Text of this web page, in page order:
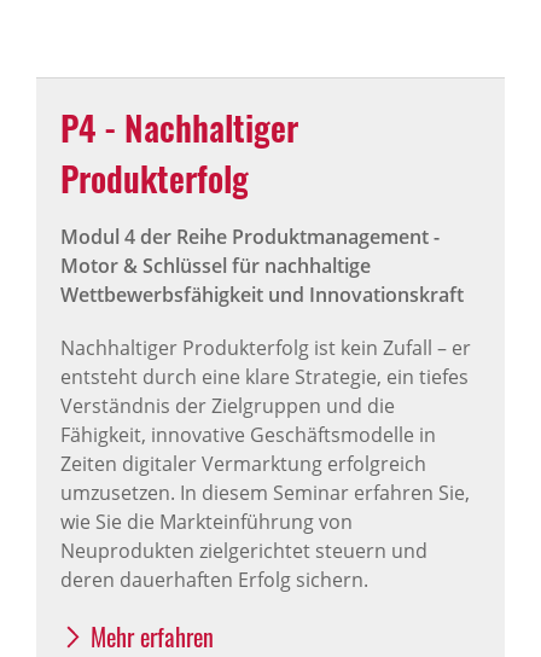
P4 - Nachhaltiger
Produkterfolg
Modul 4 der Reihe Produktmanagement -
Motor & Schlüssel für nachhaltige
Wettbewerbsfähigkeit und Innovationskraft
Nachhaltiger Produkterfolg ist kein Zufall – er
entsteht durch eine klare Strategie, ein tiefes
Verständnis der Zielgruppen und die
Fähigkeit, innovative Geschäftsmodelle in
Zeiten digitaler Vermarktung erfolgreich
umzusetzen. In diesem Seminar erfahren Sie,
wie Sie die Markteinführung von
Neuprodukten zielgerichtet steuern und
deren dauerhaften Erfolg sichern.
Mehr erfahren